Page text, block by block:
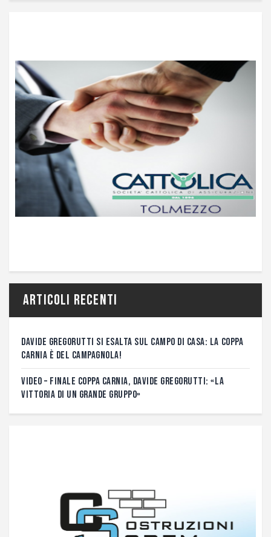
Articoli recenti
DAVIDE GREGORUTTI SI ESALTA SUL CAMPO DI CASA: LA COPPA
CARNIA È DEL CAMPAGNOLA!
VIDEO – FINALE COPPA CARNIA, DAVIDE GREGORUTTI: «LA
VITTORIA DI UN GRANDE GRUPPO»